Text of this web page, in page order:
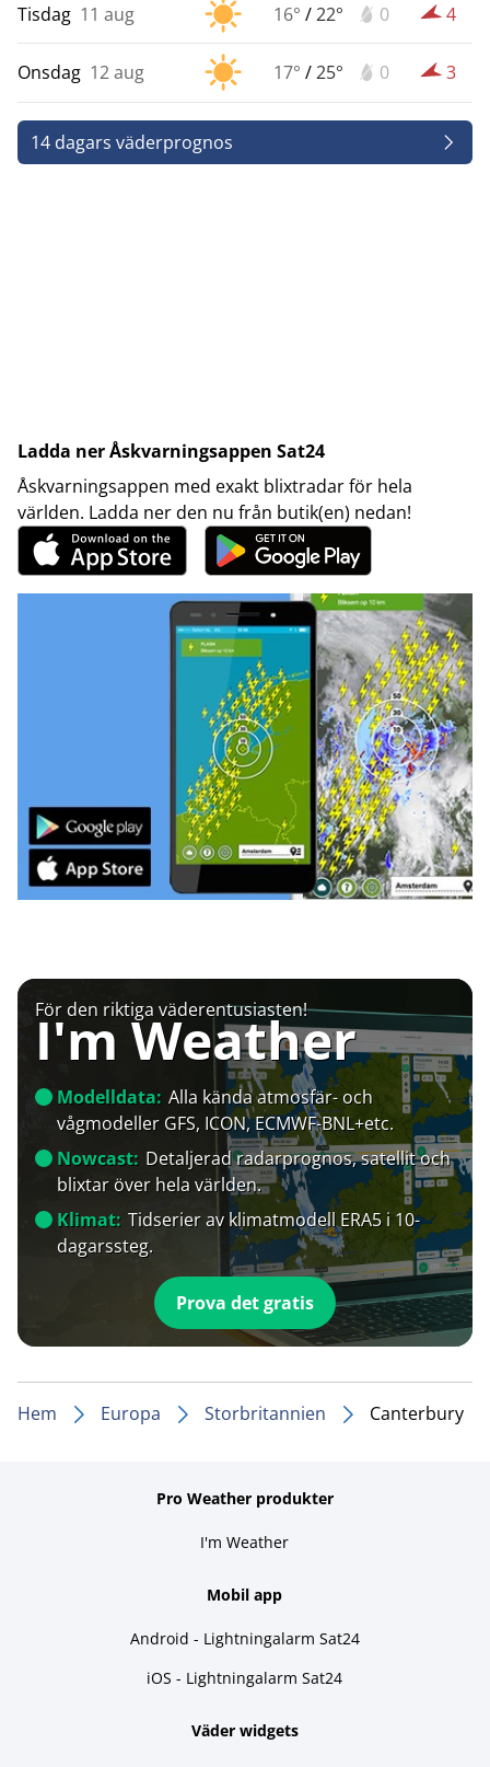
Tisdag 11 aug 16° /22° 0 4
Onsdag 12 aug 17° /25° 0 3
14 dagars väderprognos
Ladda ner Åskvarningsappen Sat24
Åskvarningsappen med exakt blixtradar för hela
världen. Ladda ner den nu från butik(en) nedan!
För den riktiga väderentusiasten!
I'm Weather
Modelldata: Alla kända atmosfär- och
vågmodeller GFS, ICON, ECMWF-BNL+etc.
Nowcast: Detaljerad radarprognos, satellit och
blixtar över hela världen.
Klimat: Tidserier av klimatmodell ERA5 i 10-
dagarssteg.
Prova det gratis
Hem Europa Storbritannien Canterbury
Pro Weather produkter
I'm Weather
Mobil app
Android - Lightningalarm Sat24
iOS - Lightningalarm Sat24
Väder widgets